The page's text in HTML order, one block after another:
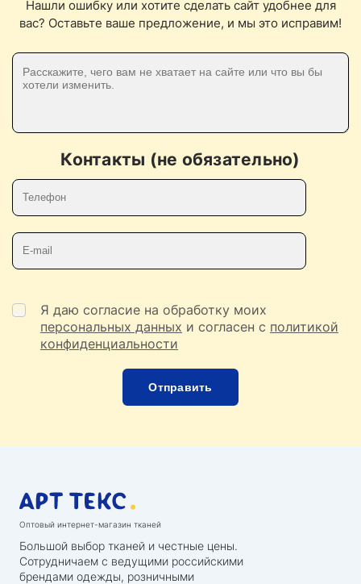
Нашли ошибку или хотите сделать сайт удобнее для
вас? Оставьте ваше предложение, и мы это исправим!
Контакты (не обязательно)
Я даю согласие на обработку моих
персональных данных и согласен с политикой
конфиденциальности
Оптовый интернет-магазин тканей
Большой выбор тканей и честные цены.
Сотрудничаем с ведущими российскими
брендами одежды, розничными